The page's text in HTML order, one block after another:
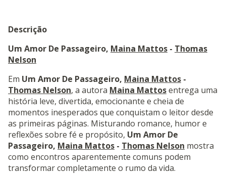
Descrição
Um Amor De Passageiro, Maina Mattos - Thomas
Nelson
Em Um Amor De Passageiro, Maina Mattos -
Thomas Nelson, a autora Maina Mattosentrega uma
história leve, divertida, emocionante e cheia de
momentos inesperados que conquistam o leitor desde
as primeiras páginas. Misturando romance, humor e
reflexões sobre fé e propósito, Um Amor De
Passageiro, Maina Mattos - Thomas Nelson mostra
como encontros aparentemente comuns podem
transformar completamente o rumo da vida.